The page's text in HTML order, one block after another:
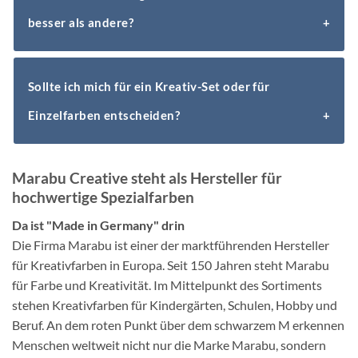
erzeugt werden. Beim Bemalen größerer Flächen
Nachmischen desselben Farbtons nicht möglich ist.
Profitieren Sie bei großen Flächen von der breit
wasserlöslich und nach dem Durchtrocknen
wasserfest. Einen noch besseren Schutz gegen
Lösungsmittelbasis — erhältlich in matt, seidenmatt
besser als andere?
werden, um eine gute Deckkraft zu erzielen. Während
Farben ohne Weißanteile, dass sie eher transparent
erscheinen und einen wiederholten Auftrag benötigen.
Sollte ich mich für ein Kreativ-Set oder für
Einzelfarben entscheiden?
Unsere Kreativ-Sets sind sinnvoll zusammengestellt
und machen Ihnen den Einstieg in ein neues Hobby
leicht. Sie eignen sich hervorragend, damit Sie die
Farben ausprobieren und kennenlernen können.
Zudem lassen sie sich später mit weiteren Einzelfarben
ergänzen. Idealerweise sind die Farb-Sets von Marabu
auch eine beliebte Geschenkidee für kreative
Menschen.
Marabu Creative steht als Hersteller für
hochwertige Spezialfarben
Da ist "Made in Germany" drin
Die Firma Marabu ist einer der marktführenden Hersteller
für Kreativfarben in Europa. Seit 150 Jahren steht Marabu
für Farbe und Kreativität. Im Mittelpunkt des Sortiments
stehen Kreativfarben für Kindergärten, Schulen, Hobby und
Beruf. An dem roten Punkt über dem schwarzem M erkennen
Menschen weltweit nicht nur die Marke Marabu, sondern